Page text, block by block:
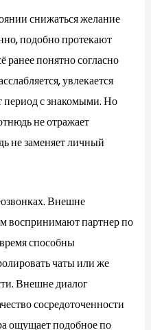
снижаться желание
подобно протекают
ранее понятно согласно
увлекается
период с знакомыми. Но
не отражает
не заменяет личный
Внешне
воспринимают партнер по
способны
чаты или же
Внешне диалог
сосредоточенности
ощущает подобное по